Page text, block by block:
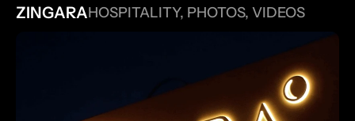
ZINGARAHOSPITALITY, PHOTOS, VIDEOS